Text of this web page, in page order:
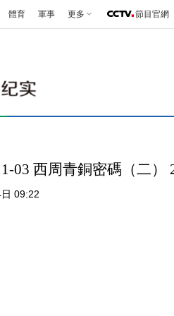
體育 軍事 更多 節目官網
03 西周青銅密碼（二）
09:22